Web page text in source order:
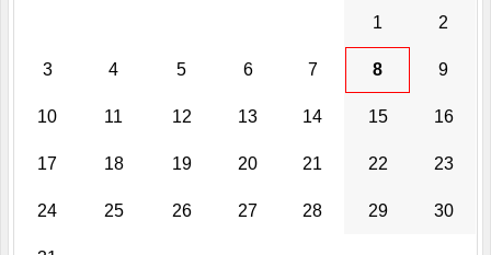
1 2
3 4 5 6 7 8 9
10 11 12 13 14 15 16
17 18 19 20 21 22 23
24 25 26 27 28 29 30